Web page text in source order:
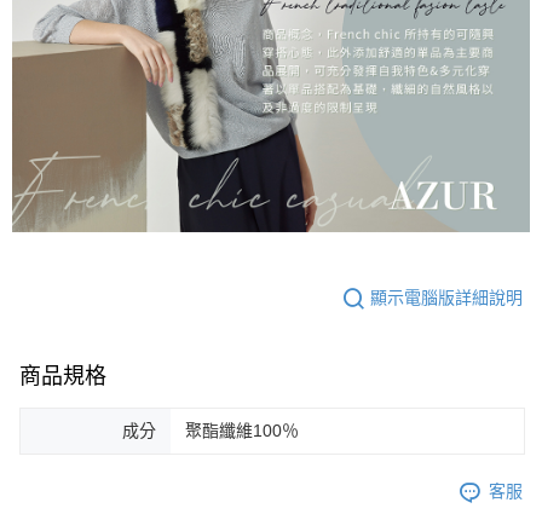
顯示電腦版詳細說明
商品規格
成分 聚酯纖維100％
客服